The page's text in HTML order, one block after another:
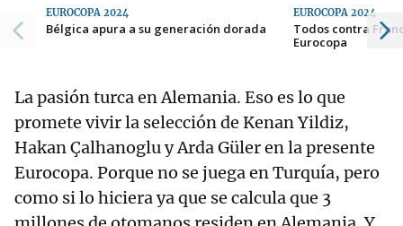
EUROCOPA 2024
Bélgica apura a su generación dorada
EUROCOPA 2024
Todos contra
Eurocopa
La pasión turca en Alemania. Eso es lo que
promete vivir la selección de Kenan Yildiz,
Hakan Çalhanoglu y Arda Güler en la presente
Eurocopa. Porque no se juega en Turquía, pero
como si lo hiciera ya que se calcula que 3